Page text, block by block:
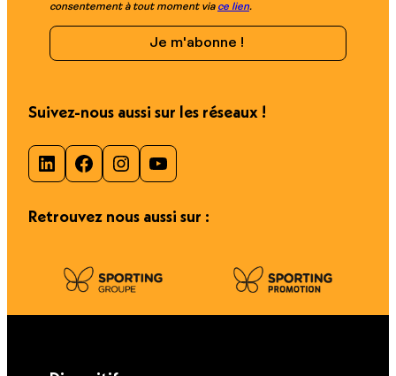
consentement à tout moment via ce lien.
Suivez-nous aussi sur les réseaux !
LinkedIn Facebook Instagram YouTube
Retrouvez nous aussi sur :